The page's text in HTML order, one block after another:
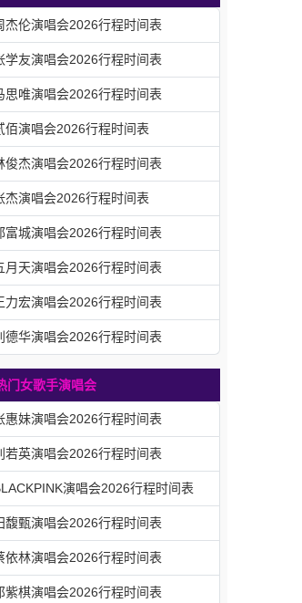
杰伦演唱会2026行程时间表
学友演唱会2026行程时间表
思唯演唱会2026行程时间表
佰演唱会2026行程时间表
俊杰演唱会2026行程时间表
杰演唱会2026行程时间表
富城演唱会2026行程时间表
月天演唱会2026行程时间表
力宏演唱会2026行程时间表
德华演唱会2026行程时间表
门女歌手演唱会
惠妹演唱会2026行程时间表
若英演唱会2026行程时间表
演唱会2026行程时间表
馥甄演唱会2026行程时间表
依林演唱会2026行程时间表
紫棋演唱会2026行程时间表